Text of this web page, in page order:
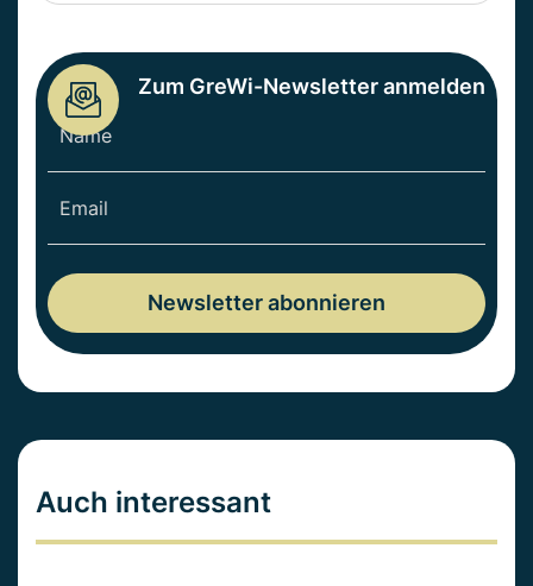
Zum GreWi-Newsletter anmelden
Auch interessant